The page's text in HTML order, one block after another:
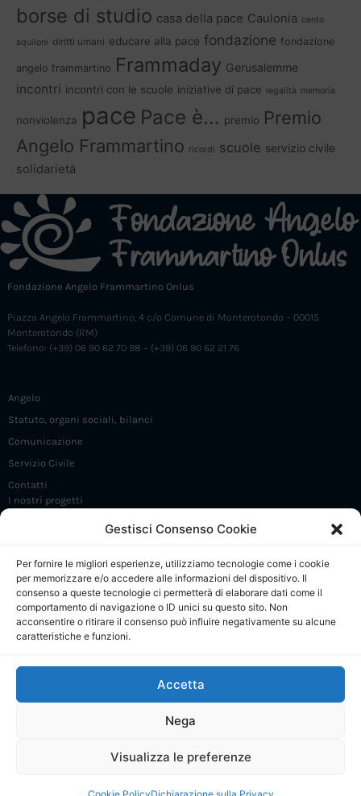
Gestisci Consenso Cookie
Per fornire le migliori esperienze, utilizziamo tecnologie come i cookie
per memorizzare e/o accedere alle informazioni del dispositivo. Il
consenso a queste tecnologie ci permetterà di elaborare dati come il
comportamento di navigazione o ID unici su questo sito. Non
acconsentire o ritirare il consenso può influire negativamente su alcune
caratteristiche e funzioni.
Accetta
Nega
Visualizza le preferenze
borse di studio casa della pace Caulonia cento
aquiloni diritti umani educare alla pace fondazione fondazione
angelo frammartino Frammaday Gerusalemme
incontri incontri con le scuole iniziative di pace legalità memoria
nonviolenza pace Pace è... premio Premio
Angelo Frammartino ricordi scuole servizio civile
solidarietà
Fondazione Angelo Frammartino Onlus
Piazza Angelo Frammartino, 4 c/o Comune di Monterotondo – 00015
Monterotondo (RM)
Telefono: (+39) 06 90 62 70 98 – (+39) 06 90 62 21 76
Angelo
Statuto, organi sociali, bilanci
Comunicazione
Servizio Civile
Contatti
I nostri progetti
Premio Angelo Frammartino
Sostieni 5 X 1000
CdP: Presentazione
CdP: Regolamento e Comitato di gestione
CdP: Collabora e contatti
© Tutti i diritti riservati